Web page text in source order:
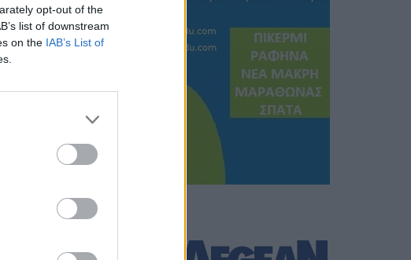
opt-out of the
list of downstream
on the IAB’s List of